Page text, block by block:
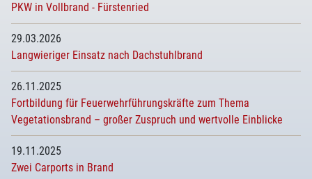
PKW in Vollbrand - Fürstenried
29.03.2026
Langwieriger Einsatz nach Dachstuhlbrand
26.11.2025
Fortbildung für Feuerwehrführungskräfte zum Thema
Vegetationsbrand – großer Zuspruch und wertvolle Einblicke
19.11.2025
Zwei Carports in Brand